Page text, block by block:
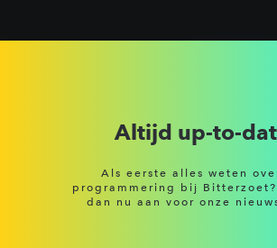
Altijd up-to-
Als eerste alles weten
programmering bij
dan nu aan voor onze